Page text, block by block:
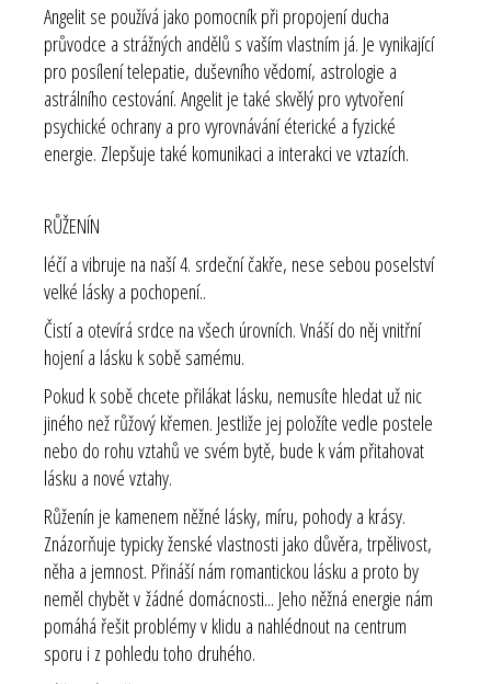
Angelit se používá jako pomocník při propojení ducha
průvodce a strážných andělů s vaším vlastním já. Je vynikající
pro posílení telepatie, duševního vědomí, astrologie a
astrálního cestování. Angelit je také skvělý pro vytvoření
psychické ochrany a pro vyrovnávání éterické a fyzické
energie. Zlepšuje také komunikaci a interakci ve vztazích.
RŮŽENÍN
léčí a vibruje na naší 4. srdeční čakře, nese sebou poselství
velké lásky a pochopení..
Čistí a otevírá srdce na všech úrovních. Vnáší do něj vnitřní
hojení a lásku k sobě samému.
Pokud k sobě chcete přilákat lásku, nemusíte hledat už nic
jiného než růžový křemen. Jestliže jej položíte vedle postele
nebo do rohu vztahů ve svém bytě, bude k vám přitahovat
lásku a nové vztahy.
Růženín je kamenem něžné lásky, míru, pohody a krásy.
Znázorňuje typicky ženské vlastnosti jako důvěra, trpělivost,
něha a jemnost. Přináší nám romantickou lásku a proto by
neměl chybět v žádné domácnosti... Jeho něžná energie nám
pomáhá řešit problémy v klidu a nahlédnout na centrum
sporu i z pohledu toho druhého.